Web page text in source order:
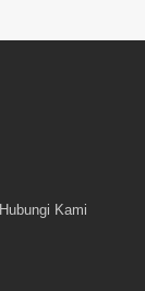
Hubungi Kami